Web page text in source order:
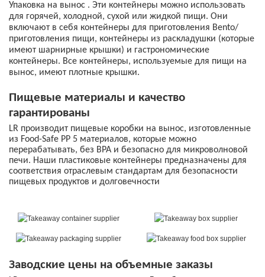
Упаковка на вынос . Эти контейнеры можно использовать
для горячей, холодной, сухой или жидкой пищи. Они
включают в себя контейнеры для приготовления Bento/
приготовления пищи, контейнеры из раскладушки (которые
имеют шарнирные крышки) и гастрономические
контейнеры. Все контейнеры, используемые для пищи на
вынос, имеют плотные крышки.
Пищевые материалы и качество
гарантированы
LR производит пищевые коробки на вынос, изготовленные
из Food-Safe PP 5 материалов, которые можно
перерабатывать, без BPA и безопасно для микроволновой
печи. Наши пластиковые контейнеры предназначены для
соответствия отраслевым стандартам для безопасности
пищевых продуктов и долговечности
Заводские цены на объемные заказы